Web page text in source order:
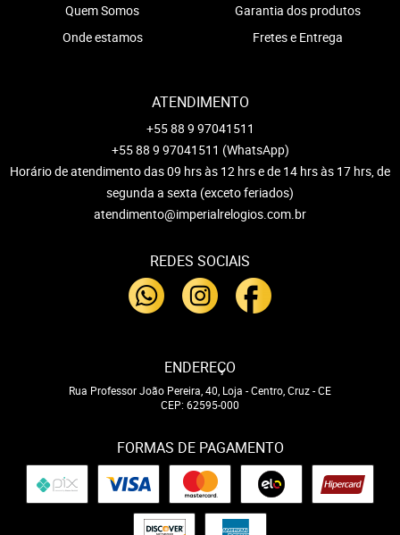
Quem Somos
Onde estamos
Garantia dos produtos
Fretes e Entrega
ATENDIMENTO
+55 88 9 97041511
+55 88 9 97041511 (WhatsApp)
Horário de atendimento das 09 hrs às 12 hrs e de 14 hrs às 17 hrs, de
segunda a sexta (exceto feriados)
atendimento@imperialrelogios.com.br
REDES SOCIAIS
ENDEREÇO
Rua Professor João Pereira, 40, Loja -Centro, Cruz-CE
CEP: 62595-000
FORMAS DE PAGAMENTO